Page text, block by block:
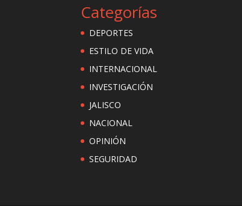
Categorías
DEPORTES
ESTILO DE VIDA
INTERNACIONAL
INVESTIGACIÓN
JALISCO
NACIONAL
OPINIÓN
SEGURIDAD